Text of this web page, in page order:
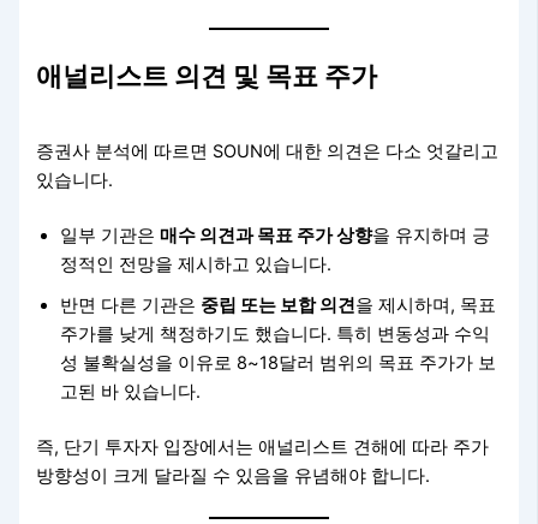
애널리스트 의견 및 목표 주가
증권사 분석에 따르면 SOUN에 대한 의견은 다소 엇갈리고
있습니다.
일부 기관은매수 의견과 목표 주가 상향을 유지하며 긍
정적인 전망을 제시하고 있습니다.
반면 다른 기관은 중립 또는 보합 의견을 제시하며, 목표
주가를 낮게 책정하기도 했습니다. 특히 변동성과 수익
성 불확실성을 이유로 8~18달러 범위의 목표 주가가 보
고된 바 있습니다.
즉, 단기 투자자 입장에서는 애널리스트 견해에 따라 주가
방향성이 크게 달라질 수 있음을 유념해야 합니다.